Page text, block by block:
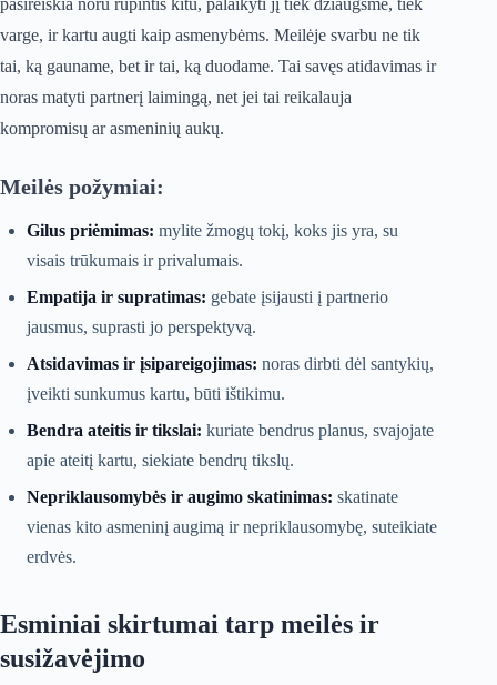
pasireiškia noru rūpintis kitu, palaikyti jį tiek džiaugsme, tiek
varge, ir kartu augti kaip asmenybėms. Meilėje svarbu ne tik
tai, ką gauname, bet ir tai, ką duodame. Tai savęs atidavimas ir
noras matyti partnerį laimingą, net jei tai reikalauja
kompromisų ar asmeninių aukų.
Meilės požymiai:
Gilus priėmimas: mylite žmogų tokį, koks jis yra, su
visais trūkumais ir privalumais.
Empatija ir supratimas: gebate įsijausti į partnerio
jausmus, suprasti jo perspektyvą.
Atsidavimas ir įsipareigojimas: noras dirbti dėl santykių,
įveikti sunkumus kartu, būti ištikimu.
Bendra ateitis ir tikslai: kuriate bendrus planus, svajojate
apie ateitį kartu, siekiate bendrų tikslų.
Nepriklausomybės ir augimo skatinimas: skatinate
vienas kito asmeninį augimą ir nepriklausomybę, suteikiate
erdvės.
Esminiai skirtumai tarp meilės ir
susižavėjimo